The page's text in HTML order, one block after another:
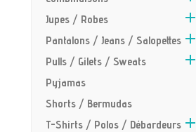

Jupes / Robes

Pantalons / Jeans / Salopettes

Pulls / Gilets / Sweats
Pyjamas
Shorts / Bermudas

T-Shirts / Polos / Débardeurs